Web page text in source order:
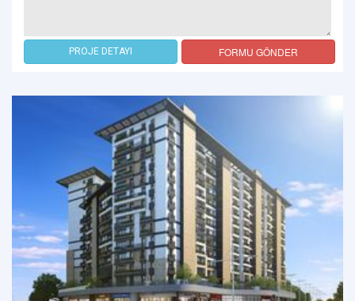
PROJE DETAYI FORMU GÖNDER